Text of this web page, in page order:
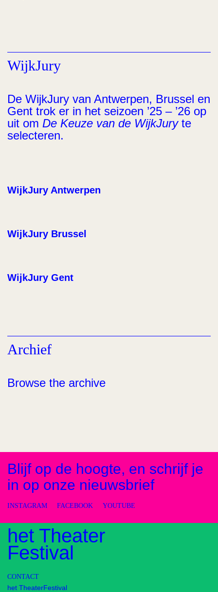
WijkJury
De WijkJury van Antwerpen, Brussel en
Gent trok er in het seizoen ’25 – ’26 op
uit om De Keuze van de WijkJuryte
selecteren.
WijkJury Antwerpen
WijkJury Brussel
WijkJury Gent
Archief
Browse the archive
Blijf op de hoogte, en schrijf je
in op onze nieuwsbrief
INSTAGRAM FACEBOOK YOUTUBE
het Theater
Festival
CONTACT
het TheaterFestival